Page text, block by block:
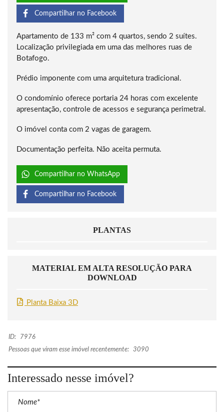
Compartilhar no Facebook
Apartamento de 133 m² com 4 quartos, sendo 2 suítes.
Localização privilegiada em uma das melhores ruas de
Botafogo.
Prédio imponente com uma arquitetura tradicional.
O condomínio oferece portaria 24 horas com excelente
apresentação, controle de acessos e segurança perimetral.
O imóvel conta com 2 vagas de garagem.
Documentação perfeita. Não aceita permuta.
Compartilhar no WhatsApp
Compartilhar no Facebook
PLANTAS
MATERIAL EM ALTA RESOLUÇÃO PARA
DOWNLOAD
Planta Baixa 3D
ID:
7976
Pessoas que viram esse imóvel recentemente:
3090
Interessado nesse imóvel?